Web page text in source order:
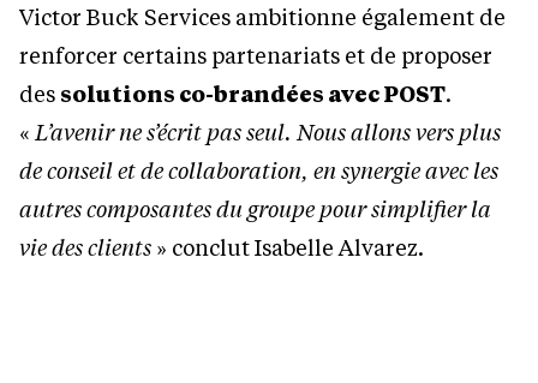
Victor Buck Services ambitionne également de
renforcer certains partenariats et de proposer
des solutions co-brandées avec POST.
« L’avenir ne s’écrit pas seul. Nous allons vers plus
de conseil et de collaboration, en synergie avec les
autres composantes du groupe pour simplifier la
vie des clients » conclut Isabelle Alvarez.